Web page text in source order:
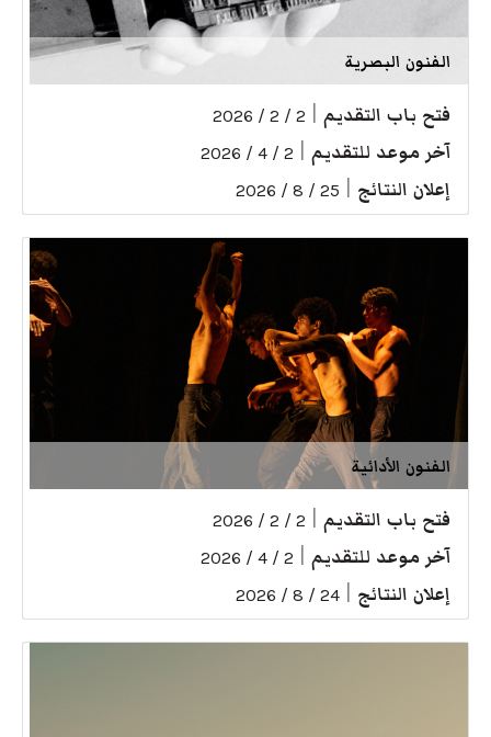
الفنون البصرية
فتح باب التقديم 2 / 2 / 2026
آخر موعد للتقديم 2 / 4 / 2026
إعلان النتائج 25 / 8 / 2026
الفنون الأدائية
فتح باب التقديم 2 / 2 / 2026
آخر موعد للتقديم 2 / 4 / 2026
إعلان النتائج 24 / 8 / 2026